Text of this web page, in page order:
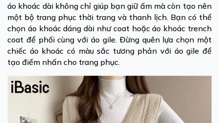
áo khoác dài không chỉ giúp bạn giữ ấm mà còn tạo nên
một bộ trang phục thời trang và thanh lịch. Bạn có thể
chọn áo khoác dáng dài như coat hoặc áo khoác trench
coat để phối cùng với áo gile. Đừng quên lựa chọn một
chiếc áo khoác có màu sắc tương phản với áo gile để
tạo điểm nhấn cho trang phục.